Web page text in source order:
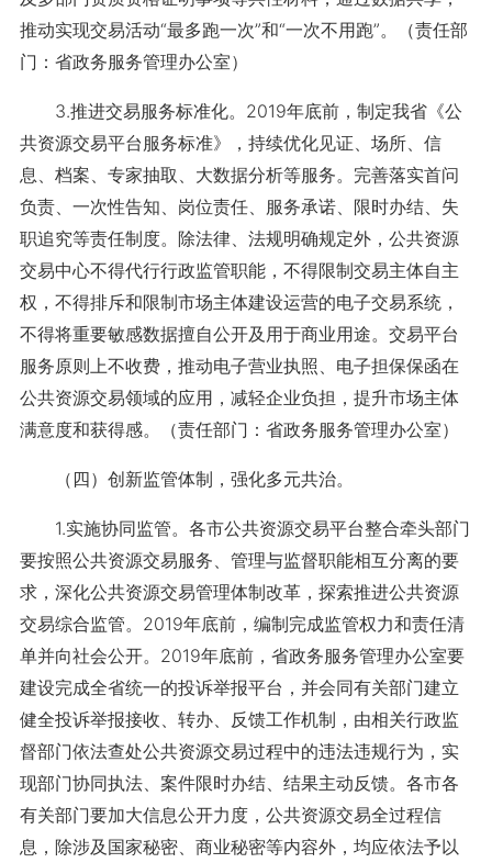
推动实现交易活动“最多跑一次”和“一次不用跑”。（责任部
门：省政务服务管理办公室）
3.推进交易服务标准化。2019年底前，制定我省《公
共资源交易平台服务标准》，持续优化见证、场所、信
息、档案、专家抽取、大数据分析等服务。完善落实首问
负责、一次性告知、岗位责任、服务承诺、限时办结、失
职追究等责任制度。除法律、法规明确规定外，公共资源
交易中心不得代行行政监管职能，不得限制交易主体自主
权，不得排斥和限制市场主体建设运营的电子交易系统，
不得将重要敏感数据擅自公开及用于商业用途。交易平台
服务原则上不收费，推动电子营业执照、电子担保保函在
公共资源交易领域的应用，减轻企业负担，提升市场主体
满意度和获得感。（责任部门：省政务服务管理办公室）
（四）创新监管体制，强化多元共治。
1.实施协同监管。各市公共资源交易平台整合牵头部门
要按照公共资源交易服务、管理与监督职能相互分离的要
求，深化公共资源交易管理体制改革，探索推进公共资源
交易综合监管。2019年底前，编制完成监管权力和责任清
单并向社会公开。2019年底前，省政务服务管理办公室要
建设完成全省统一的投诉举报平台，并会同有关部门建立
健全投诉举报接收、转办、反馈工作机制，由相关行政监
督部门依法查处公共资源交易过程中的违法违规行为，实
现部门协同执法、案件限时办结、结果主动反馈。各市各
有关部门要加大信息公开力度，公共资源交易全过程信
息，除涉及国家秘密、商业秘密等内容外，均应依法予以